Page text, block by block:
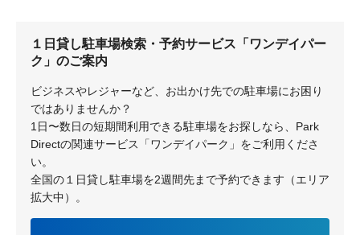
１日貸し駐車場検索・予約サービス「ワンデイパー
ク」のご案内
ビジネスやレジャーなど、お出かけ先での駐車場にお困り
ではありませんか？
1日〜数日の短期間利用できる駐車場をお探しなら、Park
Directの関連サービス「ワンデイパーク」をご利用くださ
い。
全国の１日貸し駐車場を2週間先まで予約できます（エリア
拡大中）。